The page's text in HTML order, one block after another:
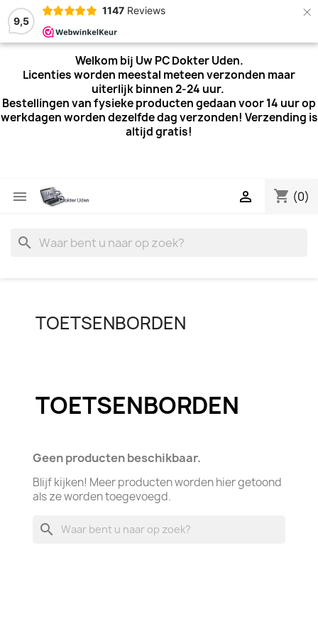
9,5
1147 Reviews ×
Welkom bij Uw PC Dokter Uden.
Licenties worden meestal meteen verzonden maar
uiterlijkbinnen 2-24 uur.
Bestellingen van fysieke producten gedaan voor 14 uur op
werkdagen worden dezelfde dag verzonden! Verzending is
altijd gratis!
 shopping_cart (0)

search
TOETSENBORDEN
TOETSENBORDEN
Geen producten beschikbaar.
Blijf kijken! Meer producten worden hier getoond
als ze worden toegevoegd.
search